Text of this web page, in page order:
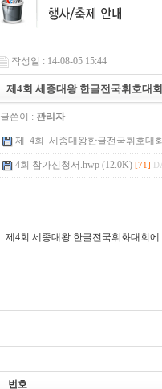
작성일 : 14-08-05 15:44
제4회 세종대왕 한글전국휘호대회
글쓴이 : 관리자
제_4회_세종대왕한글전국휘호대
4회 참가신청서.hwp (12.0K) [71]
제4회 세종대왕 한글전국휘화대회
번호